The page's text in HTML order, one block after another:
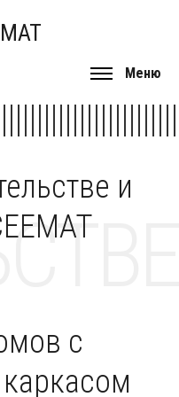
Меню
и
с